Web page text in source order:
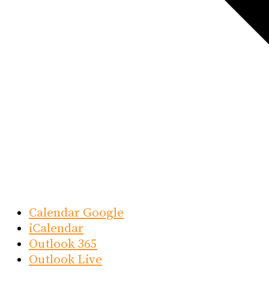
Calendar Google
iCalendar
Outlook 365
Outlook Live